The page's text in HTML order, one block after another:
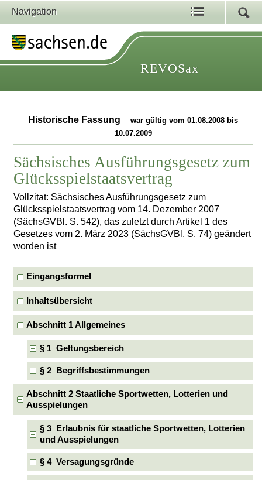
Navigation
REVOSax
Historische Fassung
war gültig vom 01.08.2008 bis
10.07.2009
Sächsisches Ausführungsgesetz zum
Glücksspielstaatsvertrag
Vollzitat: Sächsisches Ausführungsgesetz zum
Glücksspielstaatsvertrag vom 14. Dezember 2007
(SächsGVBl. S. 542), das zuletzt durch Artikel 1 des
Gesetzes vom 2. März 2023 (SächsGVBl. S. 74) geändert
worden ist
Eingangsformel
Inhaltsübersicht
Abschnitt 1 Allgemeines
§ 1 Geltungsbereich
§ 2 Begriffsbestimmungen
Abschnitt 2 Staatliche Sportwetten, Lotterien und
Ausspielungen
§ 3 Erlaubnis für staatliche Sportwetten, Lotterien
und Ausspielungen
§ 4 Versagungsgründe